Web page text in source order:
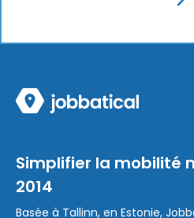
Simplifier la mobilité
2014
Basée à Tallinn, en Estonie,